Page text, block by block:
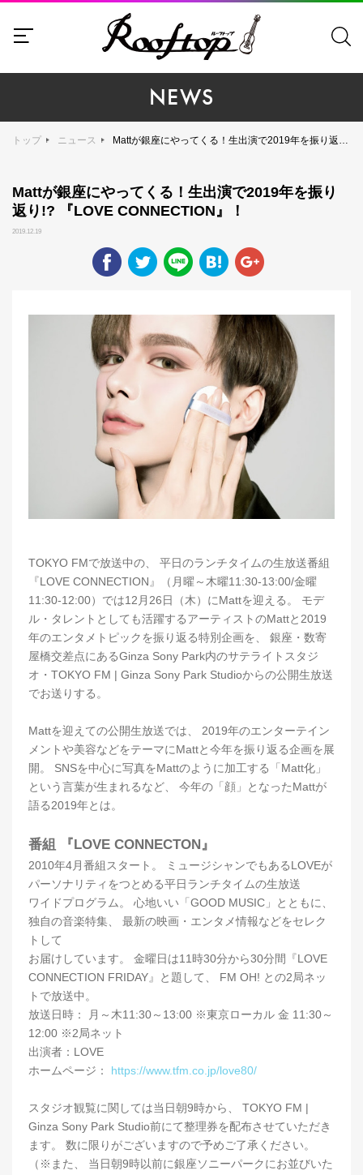
NEWS
トップ ニュース Mattが銀座にやってくる！生出演で2019年を振り返り!? 『LOVE CONNECTION』！
Mattが銀座にやってくる！生出演で2019年を振り
返り!? 『LOVE CONNECTION』！
2019.12.19
TOKYO FMで放送中の、 平日のランチタイムの生放送番組
『LOVE CONNECTION』（月曜～木曜11:30-13:00/金曜
11:30-12:00）では12月26日（木）にMattを迎える。 モデ
ル・タレントとしても活躍するアーティストのMattと2019
年のエンタメトピックを振り返る特別企画を、 銀座・数寄
屋橋交差点にあるGinza Sony Park内のサテライトスタジ
オ・TOKYO FM | Ginza Sony Park Studioからの公開生放送
でお送りする。
Mattを迎えての公開生放送では、 2019年のエンターテイン
メントや美容などをテーマにMattと今年を振り返る企画を展
開。 SNSを中心に写真をMattのように加工する「Matt化」
という言葉が生まれるなど、 今年の「顔」となったMattが
語る2019年とは。
番組 『LOVE CONNECTON』
2010年4月番組スタート。 ミュージシャンでもあるLOVEが
パーソナリティをつとめる平日ランチタイムの生放送
ワイドプログラム。 心地いい「GOOD MUSIC」とともに、
独自の音楽特集、 最新の映画・エンタメ情報などをセレク
トして
お届けしています。 金曜日は11時30分から30分間『LOVE
CONNECTION FRIDAY』と題して、 FM OH! との2局ネッ
トで放送中。
放送日時： 月～木11:30～13:00 ※東京ローカル 金 11:30～
12:00 ※2局ネット
出演者：LOVE
ホームページ： https://www.tfm.co.jp/love80/
スタジオ観覧に関しては当日朝9時から、 TOKYO FM |
Ginza Sony Park Studio前にて整理券を配布させていただき
ます。 数に限りがございますので予めご了承ください。
（※また、 当日朝9時以前に銀座ソニーパークにお並びいた